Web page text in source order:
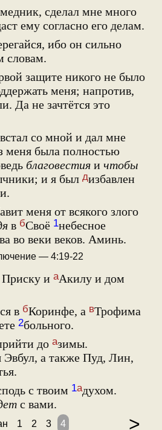
сделал мне много
ему согласно его делам.
ибо он сильно
словам.
защите никого не было
меня; напротив,
Да не зачтётся это
встал со мной и дал мне
меня была полностью
благовестия и чтобы
и я был дизбавлен
меня от всякого злого
в бСвоё 1небесное
во веки веков. Аминь.
— 4:19-22
Приску и аАкилу и дом
в бКоринфе, а вТрофима
2больного.
до азимы.
Эвбул, а также Пуд, Лин,
с твоим 1адухом.
с вами.
1 2 3 4 >